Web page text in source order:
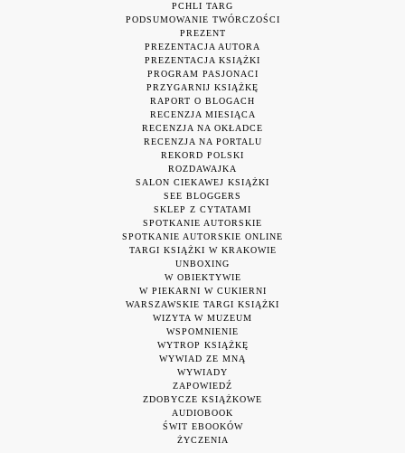
PCHLI TARG
PODSUMOWANIE TWÓRCZOŚCI
PREZENT
PREZENTACJA AUTORA
PREZENTACJA KSIĄŻKI
PROGRAM PASJONACI
PRZYGARNIJ KSIĄŻKĘ
RAPORT O BLOGACH
RECENZJA MIESIĄCA
RECENZJA NA OKŁADCE
RECENZJA NA PORTALU
REKORD POLSKI
ROZDAWAJKA
SALON CIEKAWEJ KSIĄŻKI
SEE BLOGGERS
SKLEP Z CYTATAMI
SPOTKANIE AUTORSKIE
SPOTKANIE AUTORSKIE ONLINE
TARGI KSIĄŻKI W KRAKOWIE
UNBOXING
W OBIEKTYWIE
W PIEKARNI W CUKIERNI
WARSZAWSKIE TARGI KSIĄŻKI
WIZYTA W MUZEUM
WSPOMNIENIE
WYTROP KSIĄŻKĘ
WYWIAD ZE MNĄ
WYWIADY
ZAPOWIEDŹ
ZDOBYCZE KSIĄŻKOWE
AUDIOBOOK
ŚWIT EBOOKÓW
ŻYCZENIA